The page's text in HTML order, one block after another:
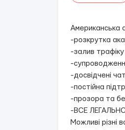
Американська
-розкрутка
-залив трафіку
-
-досвідчені
-постійна
-прозора та
-ВСЕ
Можливі різні